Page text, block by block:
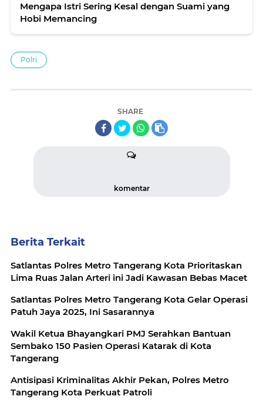
Mengapa Istri Sering Kesal dengan Suami yang
Hobi Memancing
Polri
SHARE
komentar
Berita Terkait
Satlantas Polres Metro Tangerang Kota Prioritaskan
Lima Ruas Jalan Arteri ini Jadi Kawasan Bebas Macet
Satlantas Polres Metro Tangerang Kota Gelar Operasi
Patuh Jaya 2025, Ini Sasarannya
Wakil Ketua Bhayangkari PMJ Serahkan Bantuan
Sembako 150 Pasien Operasi Katarak di Kota
Tangerang
Antisipasi Kriminalitas Akhir Pekan, Polres Metro
Tangerang Kota Perkuat Patroli